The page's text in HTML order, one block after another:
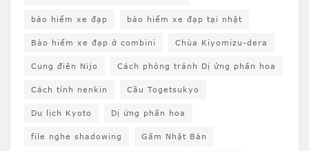
bảo hiểm xe đạp bảo hiểm xe đạp tại nhật
Bảo hiểm xe đạp ở combini Chùa Kiyomizu-dera
Cung điện Nijo Cách phòng tránh Dị ứng phấn hoa
Cách tính nenkin Cầu Togetsukyo
Du lịch Kyoto Dị ứng phấn hoa
file nghe shadowing Gấm Nhật Bản